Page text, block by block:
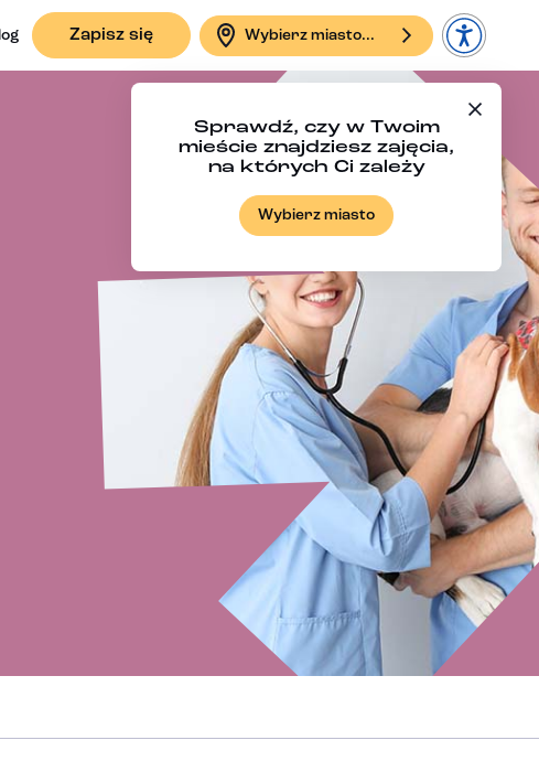
Zapisz się Wybierz miasto...
Sprawdź, czy w Twoim
mieście znajdziesz zajęcia,
na których Ci zależy
Wybierz miasto